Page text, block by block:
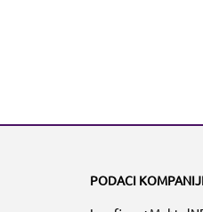
PODACI